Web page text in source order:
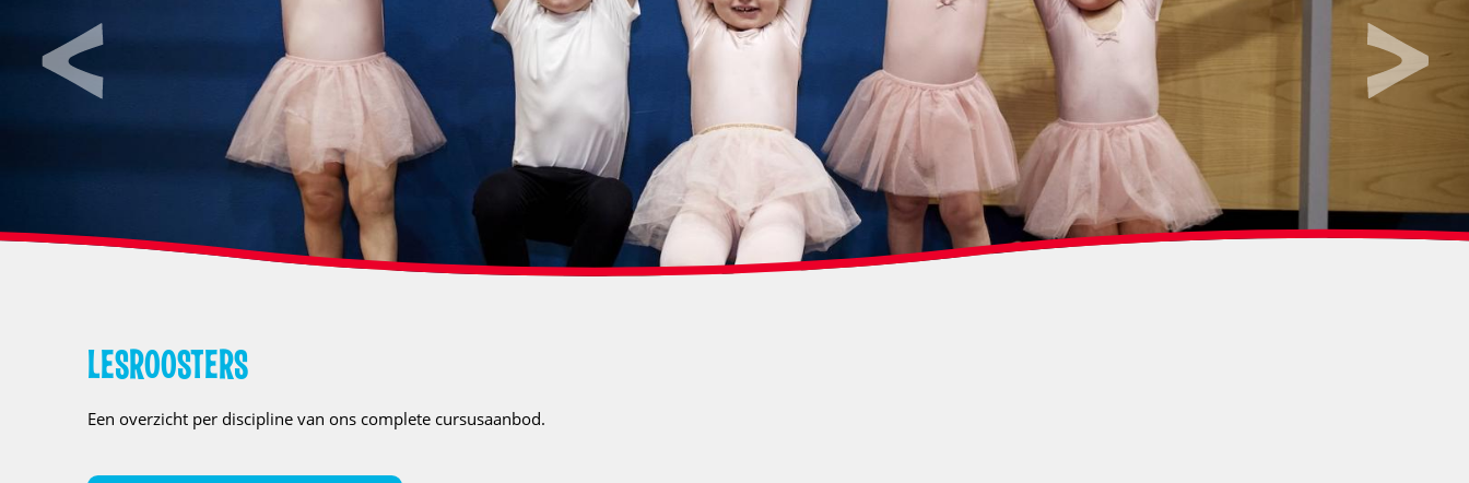
LESROOSTERS
Een overzicht per discipline van ons complete cursusaanbod.